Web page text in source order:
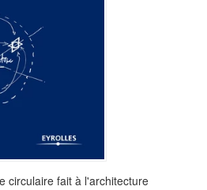
circulaire fait à l'architecture